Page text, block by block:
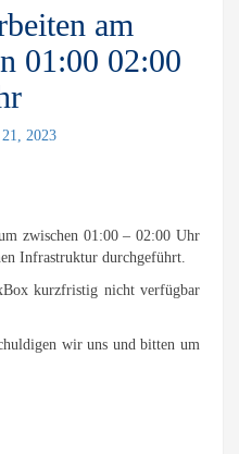
am
01:00 02:00
2023
zwischen 01:00 – 02:00 Uhr
Infrastruktur durchgeführt.
kurzfristig nicht verfügbar
wir uns und bitten um